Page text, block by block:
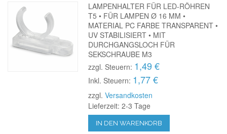
LAMPENHALTER FÜR LED-RÖHREN
T5 • FÜR LAMPEN Ø 16 MM •
MATERIAL PC FARBE TRANSPARENT •
UV STABILISIERT • MIT
DURCHGANGSLOCH FÜR
SEKSCHRAUBE M3
zzgl. Steuern: 1,49 €
Inkl. Steuern: 1,77 €
zzgl.Versandkosten
Lieferzeit: 2-3 Tage
IN DEN WARENKORB